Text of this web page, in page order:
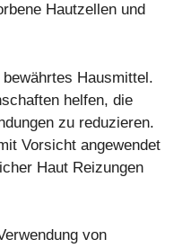
Hautzellen und
Hausmittel.
helfen, die
zu reduzieren.
Vorsicht angewendet
Haut Reizungen
von